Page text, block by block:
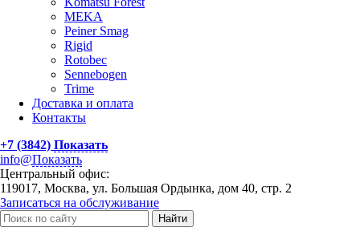
MEKA
Peiner Smag
Rigid
Rotobec
Sennebogen
Trime
Доставка и оплата
Контакты
+7 (3842) Показать
info@Показать
Центральный офис:
119017, Москва, ул. Большая Ордынка, дом 40, стр. 2
Записаться на обслуживание
Найти